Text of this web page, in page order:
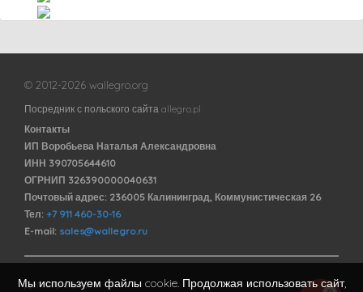
© 2012-2026 wallegro.org
Посредник с польского сайта allegro.pl
Контакты
ИП Воробьева Наталья Александровна
ИНН 390705644610
ОГРНИП 326390000040631
Почтовый адрес: 236005 Калининград, Коммунистическая 26
Тел: +7 911 460-30-16
E-mail: sales@wallegro.ru
Договор оферты
Мы используем файлы cookie. Продолжая использовать сайт,